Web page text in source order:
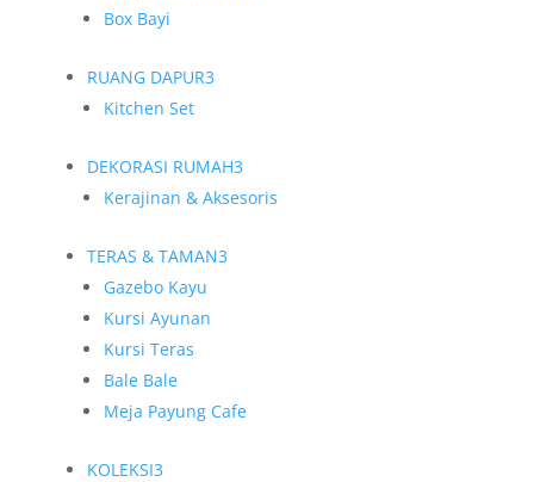
Box Bayi
RUANG DAPUR3
Kitchen Set
DEKORASI RUMAH3
Kerajinan & Aksesoris
TERAS & TAMAN3
Gazebo Kayu
Kursi Ayunan
Kursi Teras
Bale Bale
Meja Payung Cafe
KOLEKSI3